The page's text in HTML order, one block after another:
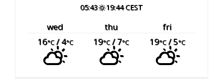
05:43 19:44 CEST
wed thu
fri
16°C/ 4°C 19°C/ 7°C 19°C/ 5°C